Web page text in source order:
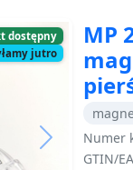
dostępny
jutro
MP
Numer
GTIN/